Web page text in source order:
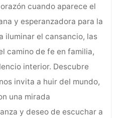
cuando aparece el
y esperanzadora para la
iluminar el cansancio, las
camino de fe en familia,
interior. Descubre
invita a huir del mundo,
una mirada
y deseo de escuchar a